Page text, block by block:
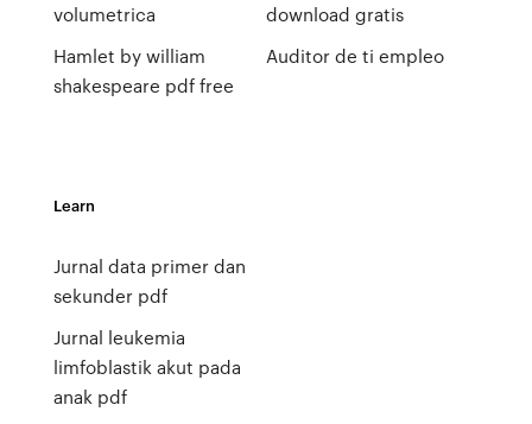
volumetrica
Hamlet by william
shakespeare pdf free
download gratis
Auditor de ti empleo
Learn
Jurnal data primer dan
sekunder pdf
Jurnal leukemia
limfoblastik akut pada
anak pdf